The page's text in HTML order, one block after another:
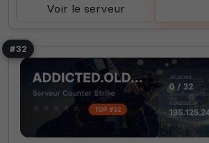
Voir le serveur
#32